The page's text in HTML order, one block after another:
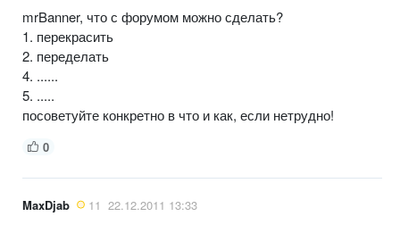
mrBanner, что с форумом можно сделать?
1. перекрасить
2. переделать
4. ......
5. .....
посоветуйте конкретно в что и как, если нетрудно!
0
MaxDjab 11 22.12.2011 13:33